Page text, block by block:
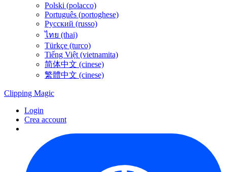
Polski (polacco)
Português (portoghese)
Русский (russo)
ไทย (thai)
Türkçe (turco)
Tiếng Việt (vietnamita)
简体中文 (cinese)
繁體中文 (cinese)
Clipping Magic
Login
Crea account